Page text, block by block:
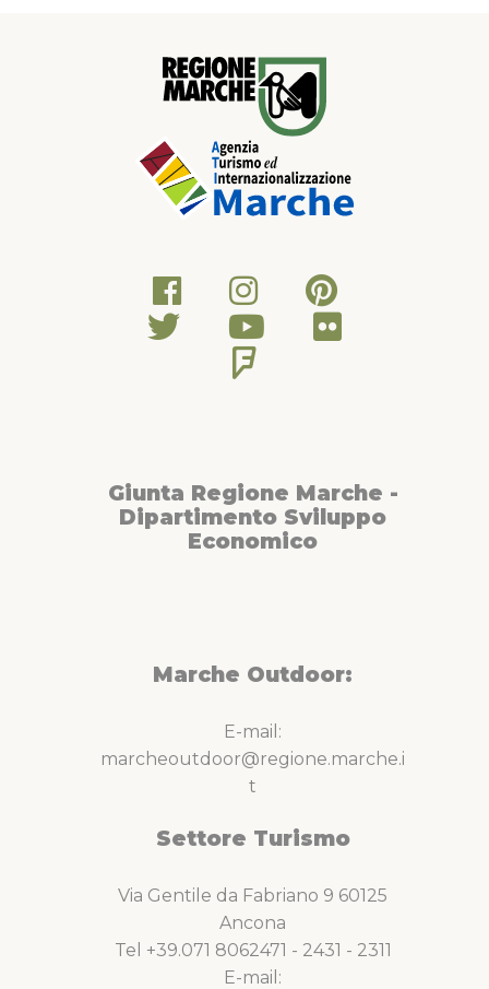
Giunta Regione Marche -
Dipartimento Sviluppo
Economico
Marche Outdoor:
E-mail:
marcheoutdoor@regione.marche.i
t
Settore Turismo
Via Gentile da Fabriano 9 60125
Ancona
Tel +39.071 8062471 - 2431 - 2311
E-mail: